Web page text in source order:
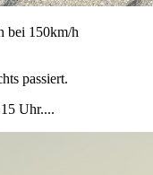
bei 150km/h
passiert.
Uhr....